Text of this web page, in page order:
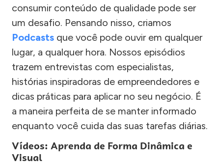
consumir conteúdo de qualidade pode ser
um desafio. Pensando nisso, criamos
Podcasts que você pode ouvir em qualquer
lugar, a qualquer hora. Nossos episódios
trazem entrevistas com especialistas,
histórias inspiradoras de empreendedores e
dicas práticas para aplicar no seu negócio. É
a maneira perfeita de se manter informado
enquanto você cuida das suas tarefas diárias.
Vídeos: Aprenda de Forma Dinâmica e
Visual